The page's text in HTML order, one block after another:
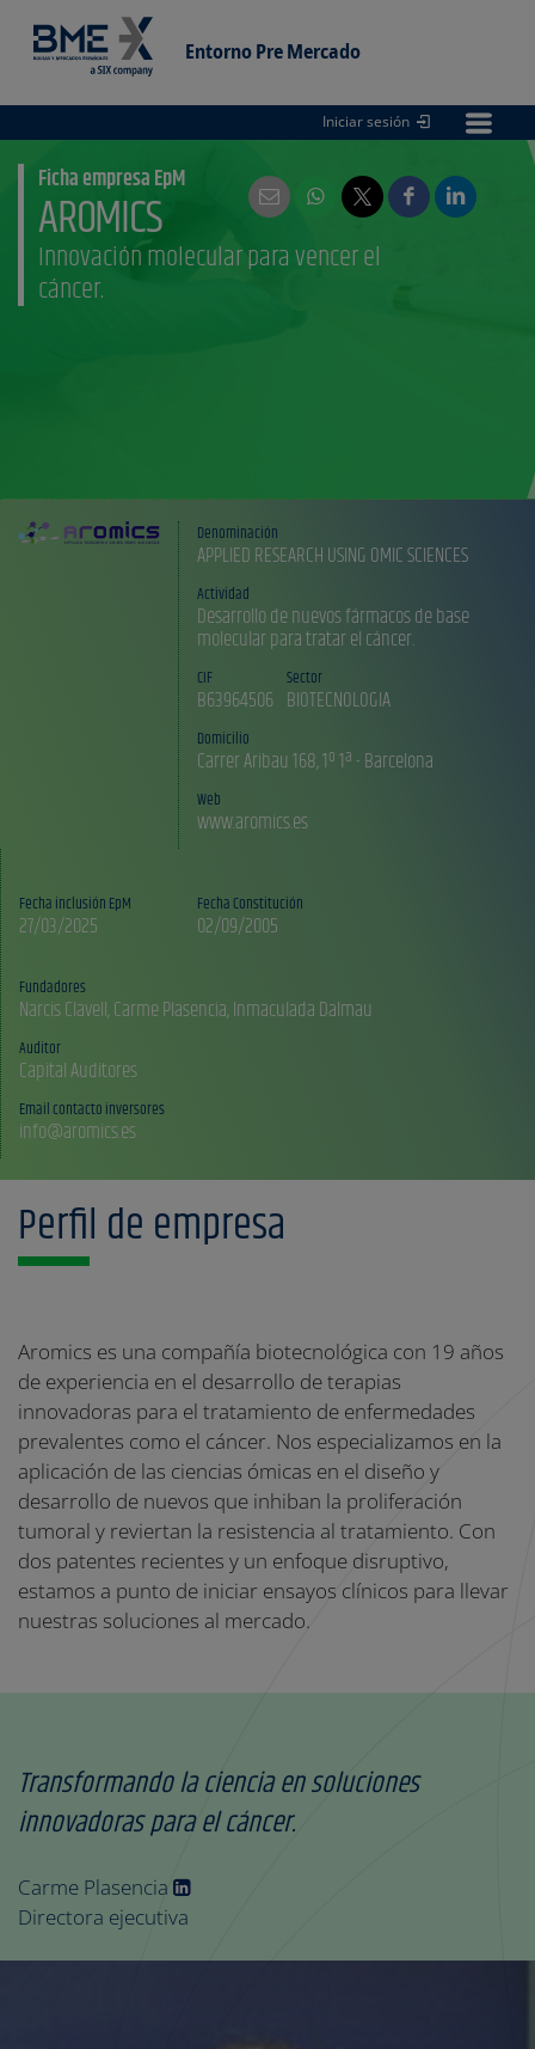
Entorno Pre Mercado
Entorno
Iniciar sesión
Ficha empresa EpM
AROMICS
Innovación molecular para vencer el
cáncer.
Denominación
APPLIED RESEARCH USING OMIC SCIENCES
Actividad
Desarrollo de nuevos fármacos de base
molecular para tratar el cáncer.
CIF
B63964506
Sector
BIOTECNOLOGIA
Domicilio
Carrer Aribau 168, 1º 1ª - Barcelona
Web
www.aromics.es
Fecha inclusión EpM
27/03/2025
Fecha Constitución
02/09/2005
Fundadores
Auditor
Capital Auditores
Email contacto inversores
info@aromics.es
Perfil de empresa
Aromics es una compañía biotecnológica con 19 años
de experiencia en el desarrollo de terapias
innovadoras para el tratamiento de enfermedades
prevalentes como el cáncer. Nos especializamos en la
aplicación de las ciencias ómicas en el diseño y
desarrollo de nuevos que inhiban la proliferación
tumoral y reviertan la resistencia al tratamiento. Con
dos patentes recientes y un enfoque disruptivo,
estamos a punto de iniciar ensayos clínicos para llevar
nuestras soluciones al mercado.
Transformando la ciencia en soluciones
innovadoras para el cáncer.
Carme Plasencia
Directora ejecutiva